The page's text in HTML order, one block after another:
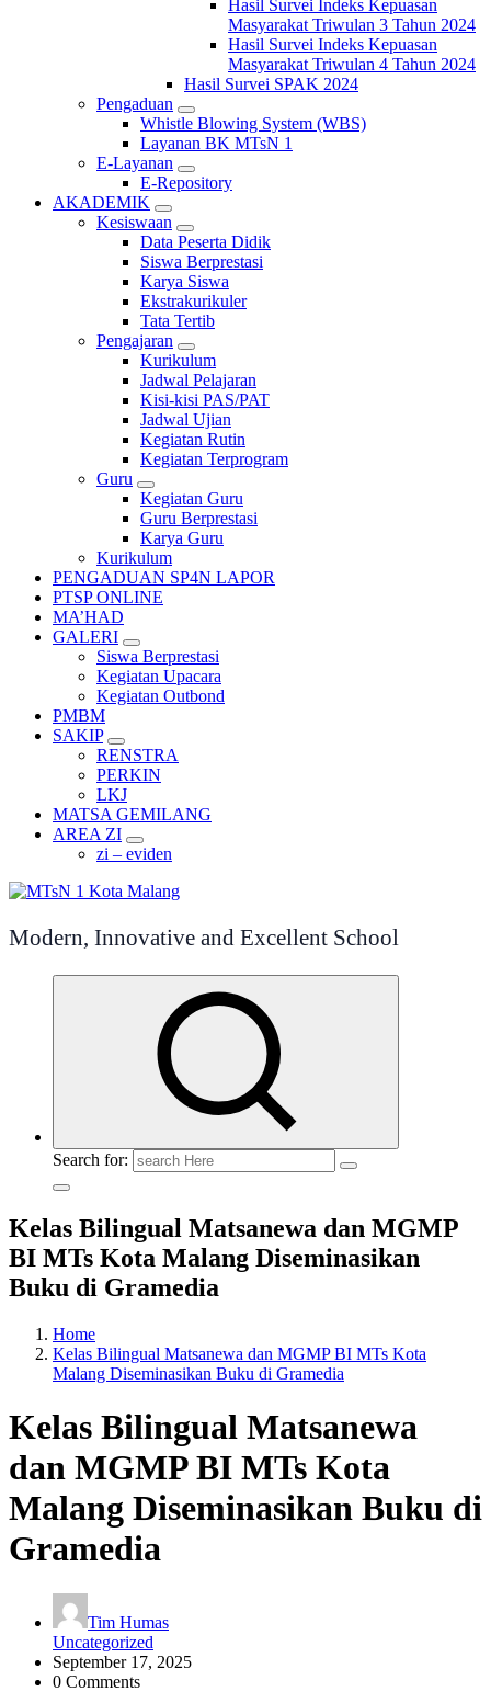
Hasil Survei Indeks Kepuasan
Masyarakat Triwulan 3 Tahun 2024
Hasil Survei Indeks Kepuasan
Masyarakat Triwulan 4 Tahun 2024
Hasil Survei SPAK 2024
Pengaduan
Whistle Blowing System (WBS)
Layanan BK MTsN 1
E-Layanan
E-Repository
AKADEMIK
Kesiswaan
Data Peserta Didik
Siswa Berprestasi
Karya Siswa
Ekstrakurikuler
Tata Tertib
Pengajaran
Kurikulum
Jadwal Pelajaran
Kisi-kisi PAS/PAT
Jadwal Ujian
Kegiatan Rutin
Kegiatan Terprogram
Guru
Kegiatan Guru
Guru Berprestasi
Karya Guru
Kurikulum
PENGADUAN SP4N LAPOR
PTSP ONLINE
MA’HAD
GALERI
Siswa Berprestasi
Kegiatan Upacara
Kegiatan Outbond
PMBM
SAKIP
RENSTRA
PERKIN
LKJ
MATSA GEMILANG
AREA ZI
zi – eviden
Modern, Innovative and Excellent School
Search for:
Kelas Bilingual Matsanewa dan MGMP
BI MTs Kota Malang Diseminasikan
Buku di Gramedia
Home
Kelas Bilingual Matsanewa dan MGMP BI MTs Kota
Malang Diseminasikan Buku di Gramedia
Kelas Bilingual Matsanewa
dan MGMP BI MTs Kota
Malang Diseminasikan Buku di
Gramedia
Tim Humas
Uncategorized
September 17, 2025
0 Comments